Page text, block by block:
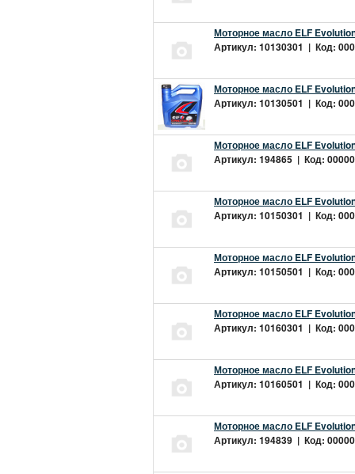
Моторное масло ELF
Артикул: 10130301 | Код:
Моторное масло ELF
Артикул: 10130501 | Код:
Моторное масло ELF
Артикул: 194865 | Код:
Моторное масло ELF
Артикул: 10150301 | Код:
Моторное масло ELF
Артикул: 10150501 | Код:
Моторное масло ELF
Артикул: 10160301 | Код:
Моторное масло ELF
Артикул: 10160501 | Код:
Моторное масло ELF
Артикул: 194839 | Код: